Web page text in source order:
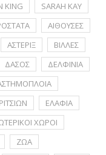
KING
SARAH KAY
ΑΙΘΟΥΣΕΣ
ΑΣΤΕΡΙΞ
ΒΙΛΛΕΣ
ΔΑΣΟΣ
ΔΕΛΦΙΝΙΑ
ΕΛΑΦΙΑ
ΧΩΡΟΙ
ΖΩΑ